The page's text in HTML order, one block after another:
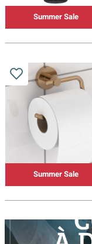
Summer Sale
Summer Sale